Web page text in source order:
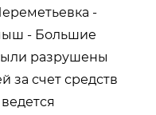
-
- Большие
разрушены
за счет средств